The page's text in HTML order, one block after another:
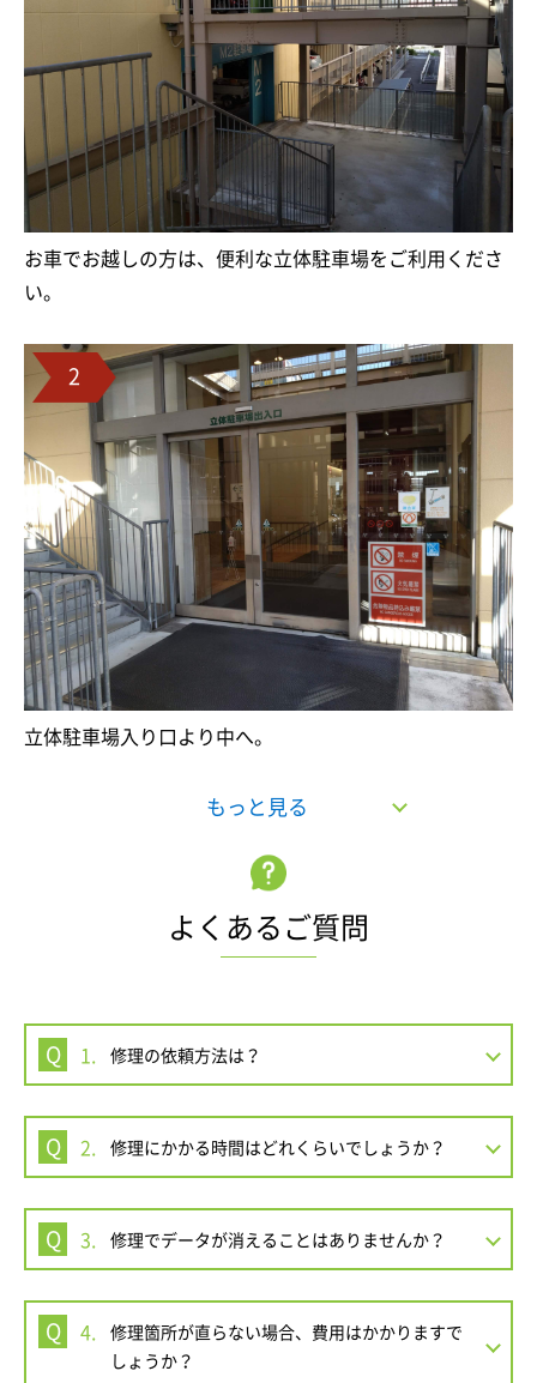
お車でお越しの方は、便利な立体駐車場をご利用くださ
い。
2
立体駐車場入り口より中へ。
もっと見る
よくあるご質問
1. 修理の依頼方法は？
2. 修理にかかる時間はどれくらいでしょうか？
3. 修理でデータが消えることはありませんか？
4.
修理箇所が直らない場合、費用はかかりますで
しょうか？